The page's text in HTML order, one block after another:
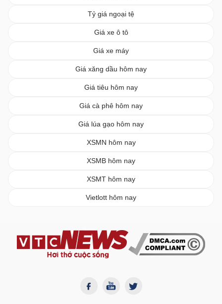
Tỷ giá ngoại tệ
Giá xe ô tô
Giá xe máy
Giá xăng dầu hôm nay
Giá tiêu hôm nay
Giá cà phê hôm nay
Giá lúa gạo hôm nay
XSMN hôm nay
XSMB hôm nay
XSMT hôm nay
Vietlott hôm nay